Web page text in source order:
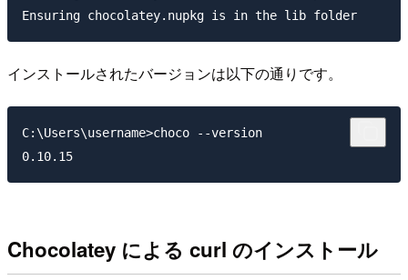
インストールされたバージョンは以下の通りです。
C:\Users\username>choco --version
Chocolatey による curl のインストール